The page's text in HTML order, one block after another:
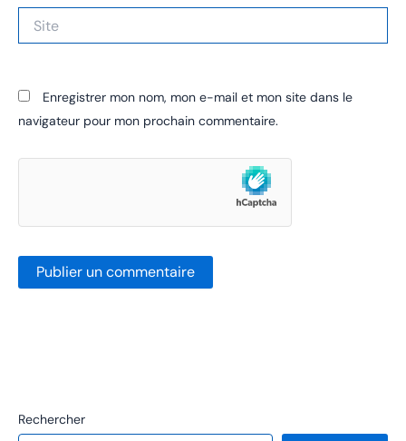
Enregistrer mon nom, mon e-mail et mon site dans le
navigateur pour mon prochain commentaire.
Rechercher